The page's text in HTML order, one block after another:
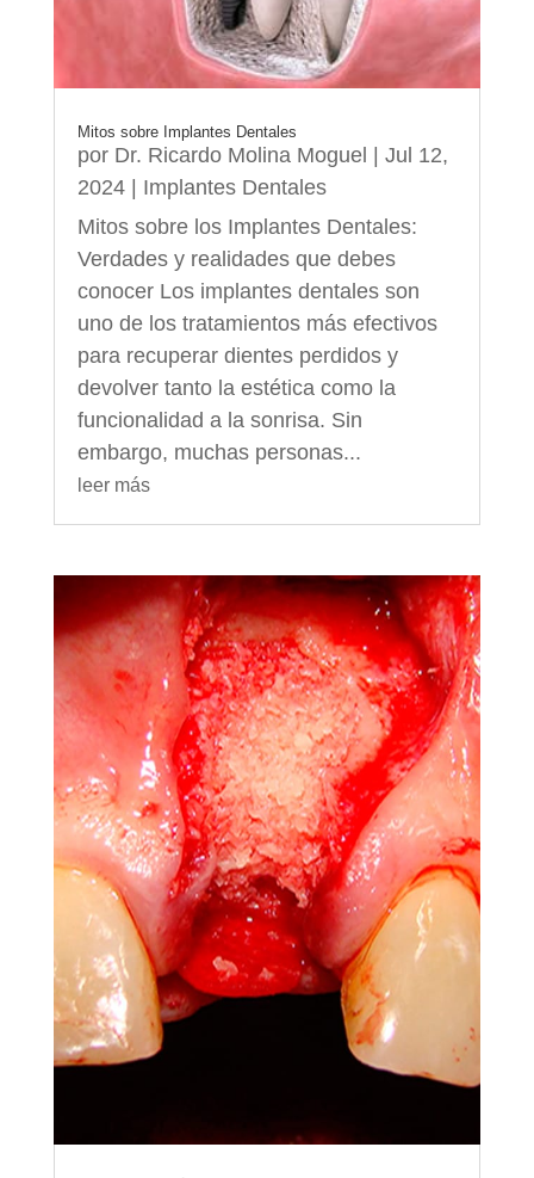
Mitos sobre Implantes Dentales
por Dr. Ricardo Molina Moguel
Jul 12,
2024| Implantes Dentales
Mitos sobre los Implantes Dentales:
Verdades y realidades que debes
conocer Los implantes dentales son
uno de los tratamientos más efectivos
para recuperar dientes perdidos y
devolver tanto la estética como la
funcionalidad a la sonrisa. Sin
embargo, muchas personas...
leer más